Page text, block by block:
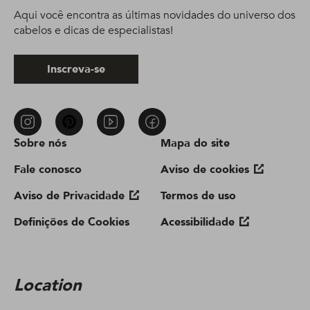
Sobre nós
Fale conosco
Aviso de Privacidade
Definições de Cookies
Mapa do site
Aviso de cookies
Termos de uso
Acessibilidade
Location
Aqui você encontra as últimas novidades do universo dos
cabelos e dicas de especialistas!
Inscreva-se